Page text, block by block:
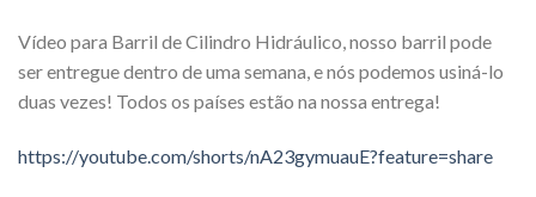
Vídeo para Barril de Cilindro Hidráulico, nosso barril pode
ser entregue dentro de uma semana, e nós podemos usiná-lo
duas vezes! Todos os países estão na nossa entrega!
https://youtube.com/shorts/nA23gymuauE?feature=share